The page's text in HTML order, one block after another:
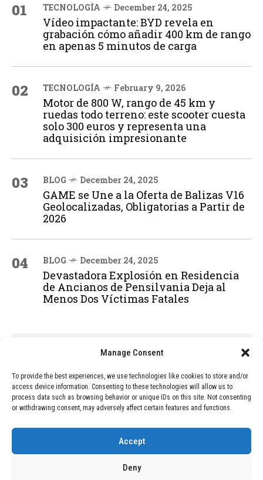
Manage Consent
To provide the best experiences, we use technologies like cookies to store and/or
access device information. Consenting to these technologies will allow us to
process data such as browsing behavior or unique IDs on this site. Not consenting
or withdrawing consent, may adversely affect certain features and functions.
Accept
Deny
01 TECNOLOGÍA December 24, 2025
Vídeo impactante: BYD revela en
grabación cómo añadir 400 km de rango
en apenas 5 minutos de carga
02 TECNOLOGÍA February 9, 2026
Motor de 800 W, rango de 45 km y
ruedas todo terreno: este scooter cuesta
solo 300 euros y representa una
adquisición impresionante
03 BLOG December 24, 2025
GAME se Une a la Oferta de Balizas V16
Geolocalizadas, Obligatorias a Partir de
2026
04 BLOG December 24, 2025
Devastadora Explosión en Residencia
de Ancianos de Pensilvania Deja al
Menos Dos Víctimas Fatales